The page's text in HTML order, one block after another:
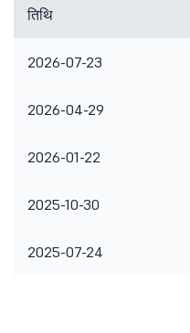
तिथि
2026-07-23
2026-04-29
2026-01-22
2025-10-30
2025-07-24